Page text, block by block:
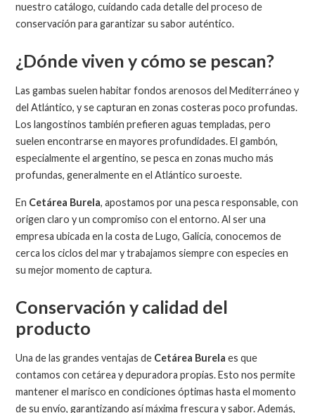
nuestro catálogo, cuidando cada detalle del proceso de
conservación para garantizar su sabor auténtico.
¿Dónde viven y cómo se pescan?
Las gambas suelen habitar fondos arenosos del Mediterráneo y
del Atlántico, y se capturan en zonas costeras poco profundas.
Los langostinos también prefieren aguas templadas, pero
suelen encontrarse en mayores profundidades. El gambón,
especialmente el argentino, se pesca en zonas mucho más
profundas, generalmente en el Atlántico suroeste.
En Cetárea Burela, apostamos por una pesca responsable, con
origen claro y un compromiso con el entorno. Al ser una
empresa ubicada en la costa de Lugo, Galicia, conocemos de
cerca los ciclos del mar y trabajamos siempre con especies en
su mejor momento de captura.
Conservación y calidad del
producto
Una de las grandes ventajas de Cetárea Burela es que
contamos con cetárea y depuradora propias. Esto nos permite
mantener el marisco en condiciones óptimas hasta el momento
de su envío, garantizando así máxima frescura y sabor. Además,